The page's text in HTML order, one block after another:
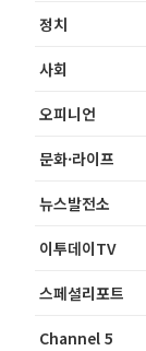
정치
사회
오피니언
문화·라이프
뉴스발전소
이투데이TV
스페셜리포트
Channel 5